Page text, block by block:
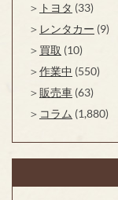
トヨタ (33)
レンタカー (9)
買取 (10)
作業中 (550)
販売車 (63)
コラム (1,880)